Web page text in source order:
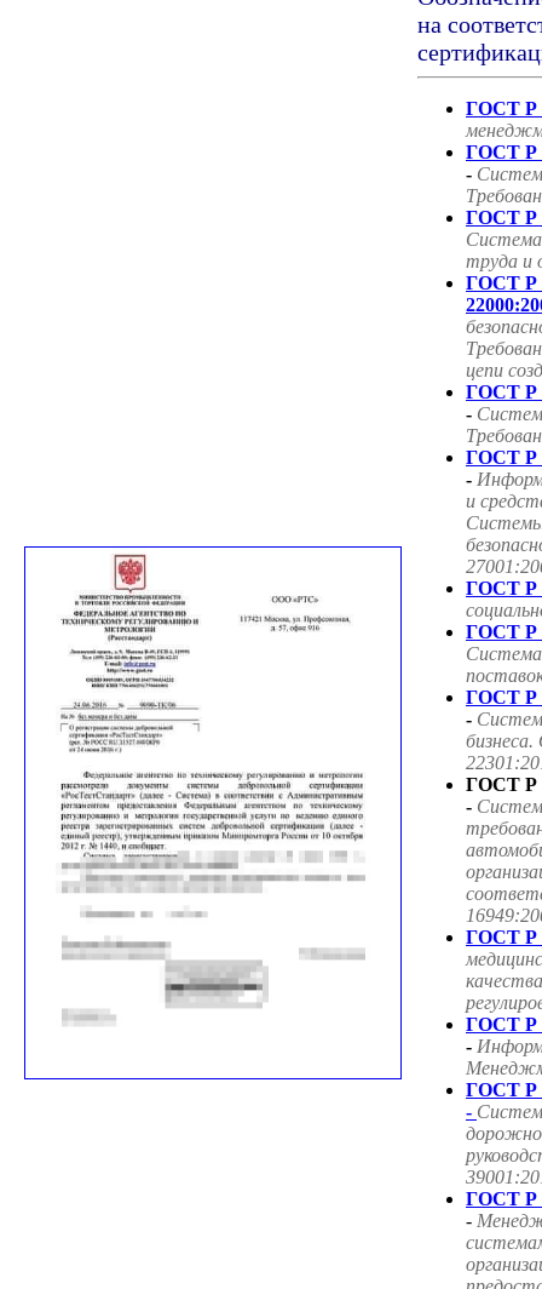
на
ГОСТ Р
ГОСТ Р
-
ГОСТ Р
труда и
ГОСТ
цепи
ГОСТ Р
-
ГОСТ Р
-
и
ГОСТ Р
ГОСТ Р
ГОСТ Р
-
ГОСТ Р
-
ГОСТ Р
ГОСТ Р
-
ГОСТ Р
-
ГОСТ Р
-